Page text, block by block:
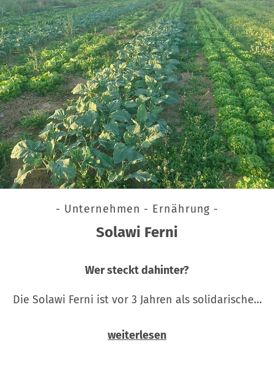
- Unternehmen - Ernährung -
Solawi Ferni
Wer steckt dahinter?
Die Solawi Ferni ist vor 3 Jahren als solidarische…
weiterlesen